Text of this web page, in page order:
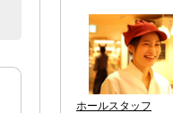
ホールスタッフ